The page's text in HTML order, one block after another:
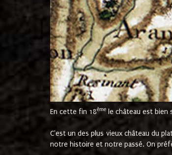
En cette fin 18ème le château est bien
C'est un des plus vieux château du
notre histoire et notre passé. On